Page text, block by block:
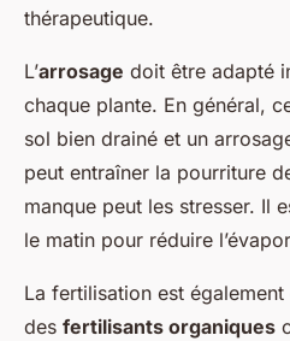
thérapeutique.
L’arrosage doit être adapté
chaque plante. En général,
sol bien drainé et un
peut entraîner la pourriture
manque peut les stresser. Il
le matin pour réduire
La fertilisation est
des fertilisants organiques